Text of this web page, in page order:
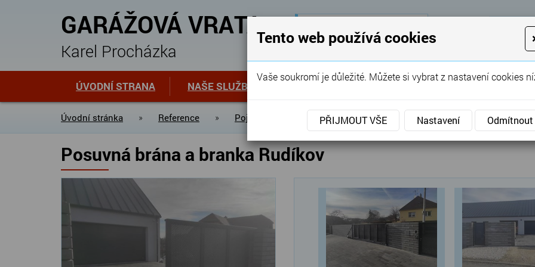
GARÁŽOVÁ VRATA
Karel Procházka Garážová vrata, brány, ploty ...
ÚVODNÍ STRANA NAŠE SLUŽBY SERVIS REFERENCE
Úvodní stránka » Reference » Pojezdové brány » Posuvné Posuvná brána a branka Rudíkov
Posuvná brána a branka Rudíkov
Tento web používá cookies
Vaše soukromí je důležité. Můžete si vybrat z nastavení cookies
PŘIJMOUT VŠE Nastavení Odmítnout